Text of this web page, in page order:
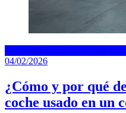
04/02/2026
¿Cómo y por qué
coche usado en un